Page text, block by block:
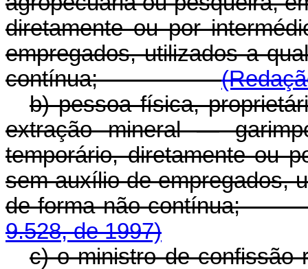
diretamente ou por
empregados, utilizados a
contínua;
b) pessoa física,
extração mineral —
temporário, diretamente ou
sem auxílio de empregados,
de forma não
9.528, de 1997)
c) o ministro de confissão